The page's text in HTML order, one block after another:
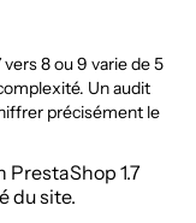
8 ou 9 varie de 5
Un audit
précisément le
PrestaShop 1.7
du site.